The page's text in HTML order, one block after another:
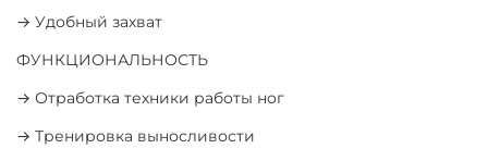
→ Удобный захват
ФУНКЦИОНАЛЬНОСТЬ
→ Отработка техники работы ног
→ Тренировка выносливости